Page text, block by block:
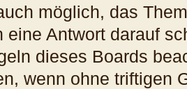
möglich, das
eine Antwort darauf
dieses Boards
wenn ohne triftigen